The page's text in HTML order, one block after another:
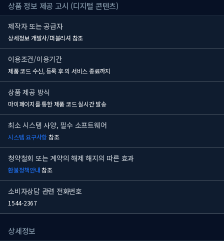
상품 정보 제공 고시 (디지털 콘텐츠)
제작자 또는 공급자
상세정보 개발사/퍼블리셔 참조
이용조건/이용기간
제품 코드 수신, 등록 후의 서비스 종료까지
상품 제공 방식
마이페이지를 통한 제품 코드 실시간 발송
최소 시스템 사양, 필수 소프트웨어
시스템 요구사항참조
청약철회 또는 계약의 해제 해지의 따른 효과
환불정책안내참조
소비자상담 관련 전화번호
1544-2367
상세정보